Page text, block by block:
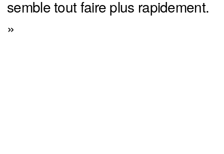
semble tout faire plus rapidement.
»